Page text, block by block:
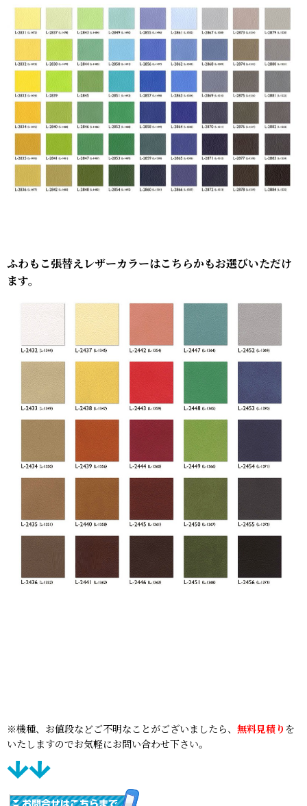
ふわもこ張替えレザーカラーはこちらかもお選びいただけ
ます。
※機種、お値段などご不明なことがございましたら、 無料見積り を
いたしますのでお気軽にお問い合わせ下さい。